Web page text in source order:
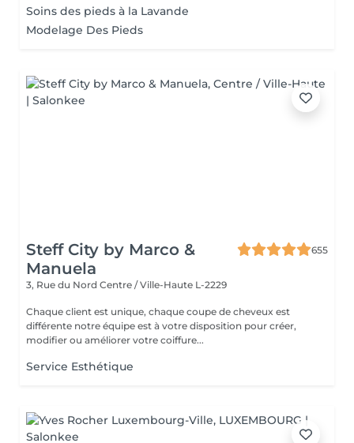
Soins des pieds à la Lavande
Modelage Des Pieds
Steff City by Marco &
Manuela
655
3, Rue du Nord Centre / Ville-Haute L-2229
Chaque client est unique, chaque coupe de cheveux est
différente notre équipe est à votre disposition pour créer,
modifier ou améliorer votre coiffure...
Service Esthétique